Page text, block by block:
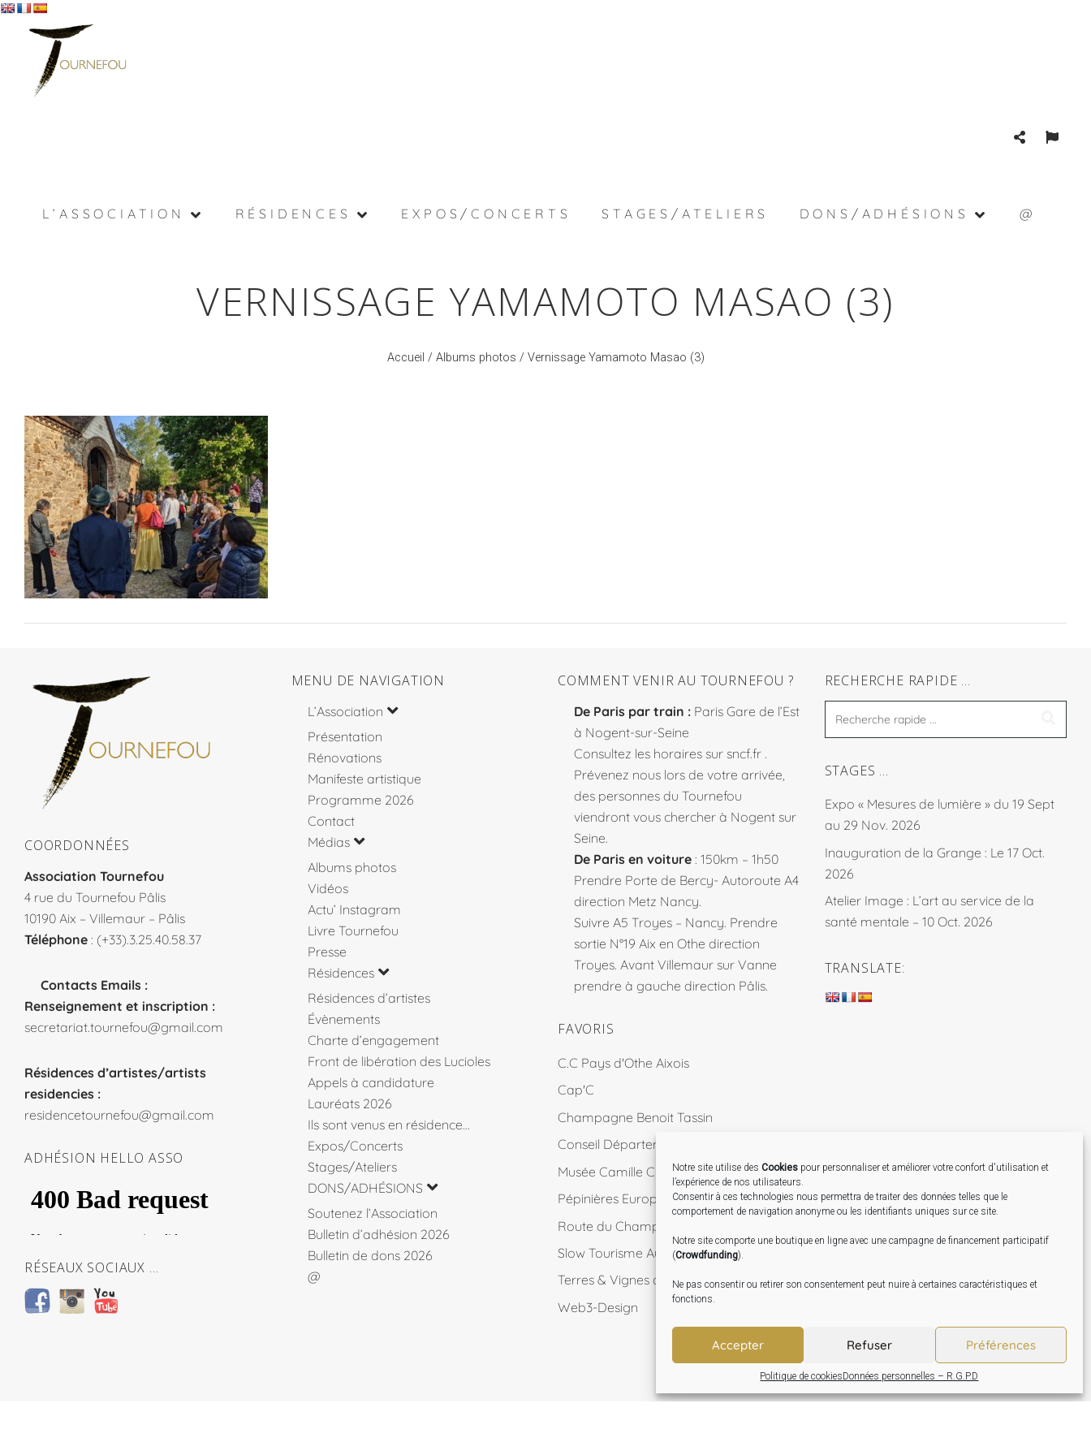
Notre site utilise des Cookies pour personnaliser et améliorer votre confort d'utilisation et
l’expérience de nos utilisateurs.
Consentir à ces technologies nous permettra de traiter des données telles que le
comportement de navigation anonyme ou les identifiants uniques sur ce site.
Notre site comporte une boutique en ligne avec une campagne de financement participatif
(Crowdfunding).
Ne pas consentir ou retirer son consentement peut nuire à certaines caractéristiques et
fonctions.
Accepter Refuser Préférences
Politique de cookiesDonnées personnelles – R.G.P.D
L’ASSOCIATION RÉSIDENCES EXPOS/CONCERTS STAGES/ATELIERS DONS/ADHÉSIONS @
VERNISSAGE YAMAMOTO MASAO (3)
Accueil / Albums photos / Vernissage Yamamoto Masao (3)
COORDONNÉES
Association Tournefou
4 rue du Tournefou Pâlis
10190 Aix – Villemaur – Pâlis
Téléphone : (+33).3.25.40.58.37
Contacts Emails :
Renseignement et inscription :
secretariat.tournefou@gmail.com
Résidences d’artistes/artists
residencies :
residencetournefou@gmail.com
ADHÉSION HELLO ASSO
RÉSEAUX SOCIAUX …
MENU DE NAVIGATION
L’Association
Présentation
Rénovations
Manifeste artistique
Programme 2026
Contact
Médias
Albums photos
Vidéos
Actu’ Instagram
Livre Tournefou
Presse
Résidences
Résidences d’artistes
Évènements
Charte d’engagement
Front de libération des Lucioles
Appels à candidature
Lauréats 2026
Ils sont venus en résidence…
Expos/Concerts
Stages/Ateliers
DONS/ADHÉSIONS
Soutenez l’Association
Bulletin d’adhésion 2026
Bulletin de dons 2026
@
COMMENT VENIR AU TOURNEFOU ?
De Paris par train : Paris Gare de l’Est
à Nogent-sur-Seine
Consultez les horaires sur sncf.fr .
Prévenez nous lors de votre arrivée,
des personnes du Tournefou
viendront vous chercher à Nogent sur
Seine.
De Paris en voiture : 150km – 1h50
Prendre Porte de Bercy- Autoroute A4
direction Metz Nancy.
Suivre A5 Troyes – Nancy. Prendre
sortie N°19 Aix en Othe direction
Troyes. Avant Villemaur sur Vanne
prendre à gauche direction Pâlis.
FAVORIS
C.C Pays d'Othe Aixois
Cap'C
Champagne Benoit Tassin
Conseil Départemental 10
Musée Camille Claudel
Pépinières Européennes de Création
Route du Champagne
Slow Tourisme Aube
Terres & Vignes de l'Aube
Web3-Design
RECHERCHE RAPIDE …
STAGES …
Expo « Mesures de lumière » du 19 Sept
au 29 Nov. 2026
Inauguration de la Grange : Le 17 Oct.
2026
Atelier Image : L’art au service de la
santé mentale – 10 Oct. 2026
TRANSLATE: